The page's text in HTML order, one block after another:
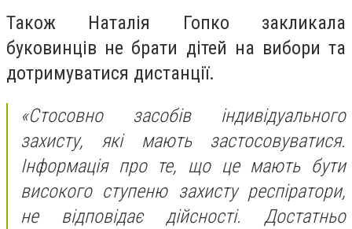
Також Наталія Гопко закликала
буковинців не брати дітей на вибори та
дотримуватися дистанції.
«Стосовно засобів індивідуального
захисту, які мають застосовуватися.
Інформація про те, що це мають бути
високого ступеню захисту респіратори,
не відповідає дійсності. Достатньо